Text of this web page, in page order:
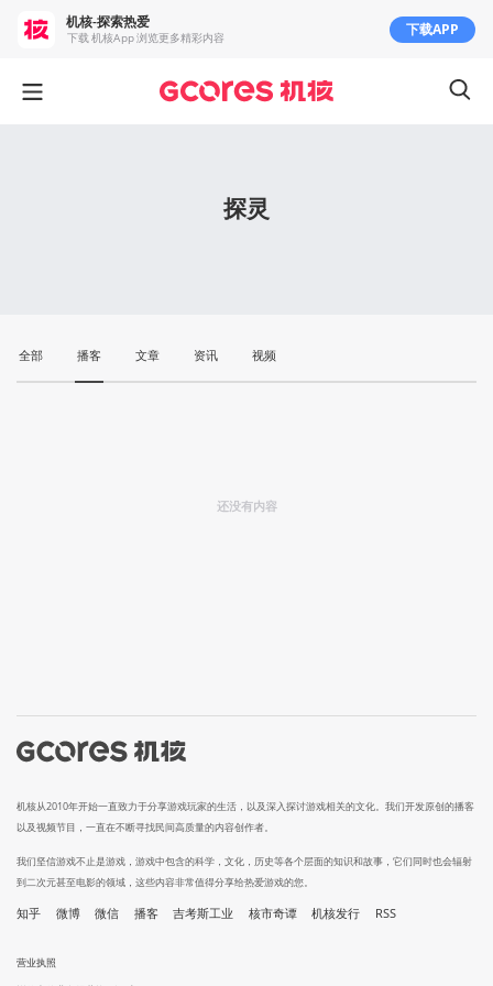
探灵
全部 播客 文章 资讯 视频
还没有内容
机核从2010年开始一直致力于分享游戏玩家的生活，以及深入探讨游戏相关的文化。我们开发原创的播客
以及视频节目，一直在不断寻找民间高质量的内容创作者。
我们坚信游戏不止是游戏，游戏中包含的科学，文化，历史等各个层面的知识和故事，它们同时也会辐射
到二次元甚至电影的领域，这些内容非常值得分享给热爱游戏的您。
知乎 微博 微信 播客 吉考斯工业 核市奇谭 机核发行 RSS
营业执照
机核-探索热爱
下载 机核App 浏览更多精彩内容 下载APP